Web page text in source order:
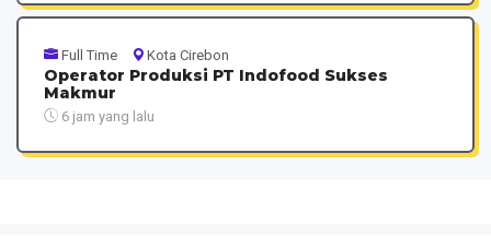
Full Time Kota Cirebon
Operator Produksi PT Indofood Sukses
Makmur
6 jam yang lalu